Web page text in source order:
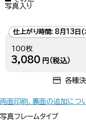
写真入り
仕上がり時間: 8月13日
100枚
3,080 円（税込）
各種
両面印刷、裏面の追加につ
写真フレームタイプ